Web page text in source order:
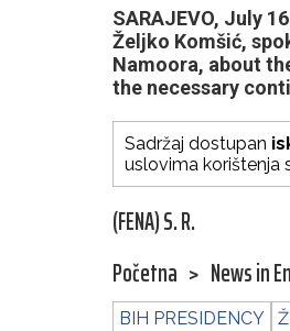
SARAJEVO, July
Željko Komšić,
Namoora, about
the necessary
Sadržaj dostupan
uslovima korištenja
(FENA) S. R.
Početna > News in
BIH PRESIDENCY